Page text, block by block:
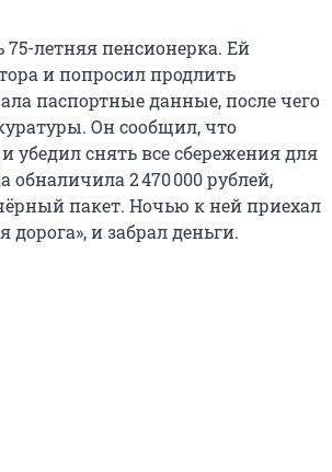
75-летняя пенсионерка. Ей
и попросил продлить
паспортные данные, после чего
Он сообщил, что
снять все сбережения для
2 470 000 рублей,
пакет. Ночью к ней приехал
и забрал деньги.